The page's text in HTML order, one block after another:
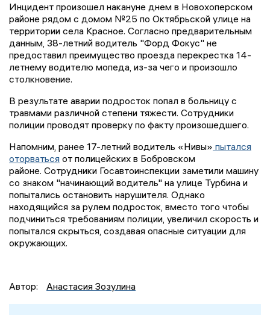
Инцидент произошел накануне днем в Новохоперском
районе рядом с домом №25 по Октябрьской улице на
территории села Красное. Согласно предварительным
данным, 38-летний водитель "Форд Фокус" не
предоставил преимущество проезда перекрестка 14-
летнему водителю мопеда, из-за чего и произошло
столкновение.
В результате аварии подросток попал в больницу с
травмами различной степени тяжести. Сотрудники
полиции проводят проверку по факту произошедшего.
Напомним, ранее 17-летний водитель «Нивы» пытался
оторваться от полицейских в Бобровском
районе. Сотрудники Госавтоинспекции заметили машину
со знаком "начинающий водитель" на улице Турбина и
попытались остановить нарушителя. Однако
находящийся за рулем подросток, вместо того чтобы
подчиниться требованиям полиции, увеличил скорость и
попытался скрыться, создавая опасные ситуации для
окружающих.
Автор: Анастасия Зозулина